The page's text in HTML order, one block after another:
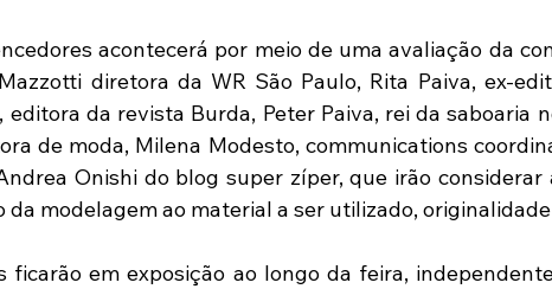
acontecerá por meio de uma avaliação da
diretora da WR São Paulo, Rita Paiva, ex-
editora da revista Burda, Peter Paiva, rei da saboaria
de moda, Milena Modesto, communications
Onishi do blog super zíper, que irão considerar
da modelagem ao material a ser utilizado,
ficarão em exposição ao longo da feira,